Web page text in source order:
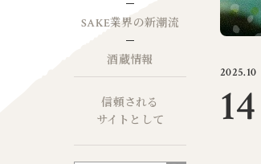
SAKE業界の新潮流
酒蔵情報
信頼される
サイトとして
2025.10
14